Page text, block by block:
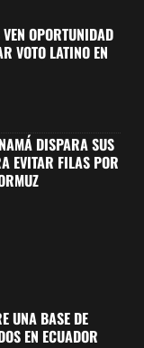
OPORTUNIDAD
VOTO LATINO EN
DISPARA SUS
EVITAR FILAS POR
UNA BASE DE
EN ECUADOR